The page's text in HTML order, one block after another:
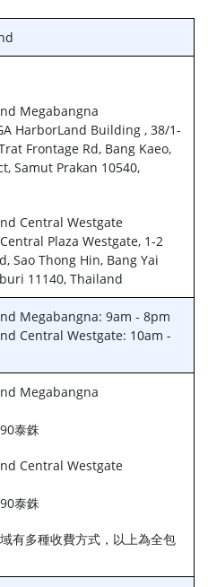
Megabangna
HarborLand Building , 38/1-
Frontage Rd, Bang Kaeo,
Samut Prakan 10540,
Central Westgate
Plaza Westgate, 1-2
Sao Thong Hin, Bang Yai
11140, Thailand
Megabangna: 9am - 8pm
Central Westgate: 10am -
Megabangna
泰銖
Central Westgate
泰銖
有多種收費方式，以上為全包